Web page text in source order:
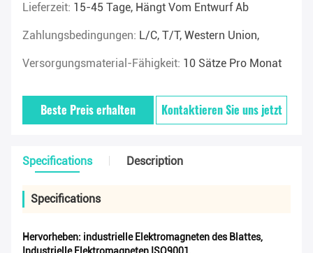
Lieferzeit: 15-45 Tage, Hängt Vom Entwurf Ab
Zahlungsbedingungen: L/C, T/T, Western Union,
Versorgungsmaterial-Fähigkeit: 10 Sätze Pro Monat
Beste Preis erhalten Kontaktieren Sie uns jetzt
Specifications Description
Specifications
Hervorheben: industrielle Elektromagneten des Blattes,